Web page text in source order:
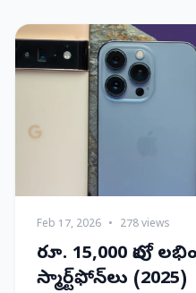
Feb 17, 2026 • 278 views
రూ. 15,000 లోపు
స్మార్ట్‌ఫోన్‌లు (2025)